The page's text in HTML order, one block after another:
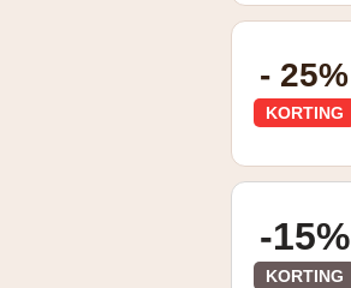
- 25%
KORTING
-15%
KORTING